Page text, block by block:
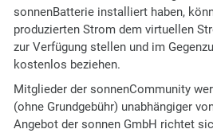
sonnenBatterie installiert haben,
produzierten Strom dem virtuellen
zur Verfügung stellen und im
kostenlos beziehen.
Mitglieder der sonnenCommunity
(ohne Grundgebühr) unabhängiger
Angebot der sonnen GmbH richtet